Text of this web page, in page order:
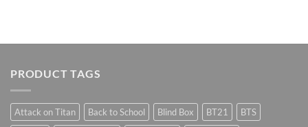
PRODUCT TAGS
Attack on Titan Back to School Blind Box BT21
BTS